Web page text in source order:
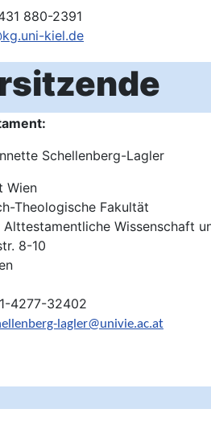
880-2391
kiel.de
Schellenberg-Lagler
Wien
Theologische Fakultät
Wissenschaft
8-10
4277-32402
lagler@univie.ac.at